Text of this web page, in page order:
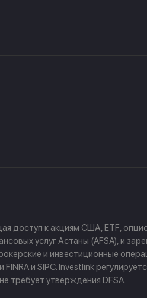
к акциям США, ETF,
услуг Астаны (AFSA), и
и инвестиционные
и SIPC. Investlink
требует утверждения DFSA.